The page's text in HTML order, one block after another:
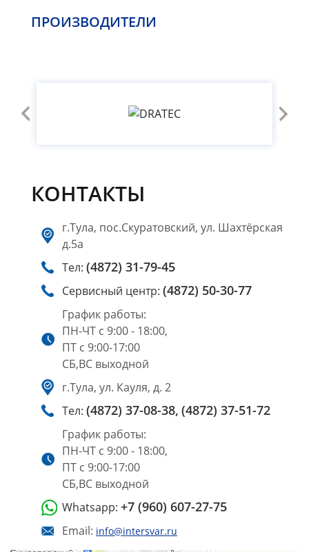
ПРОИЗВОДИТЕЛИ
КОНТАКТЫ
г.Тула, пос.Скуратовский, ул. Шахтёрская
д.5а
Тел: (4872) 31-79-45
Сервисный центр: (4872) 50-30-77
График работы:
ПН-ЧТ с 9:00 - 18:00,
ПТ с 9:00-17:00
СБ,ВС выходной
г.Тула, ул. Кауля, д. 2
Тел: (4872) 37-08-38, (4872) 37-51-72
График работы:
ПН-ЧТ с 9:00 - 18:00,
ПТ с 9:00-17:00
СБ,ВС выходной
Whatsapp: +7 (960) 607-27-75
Email: info@intersvar.ru